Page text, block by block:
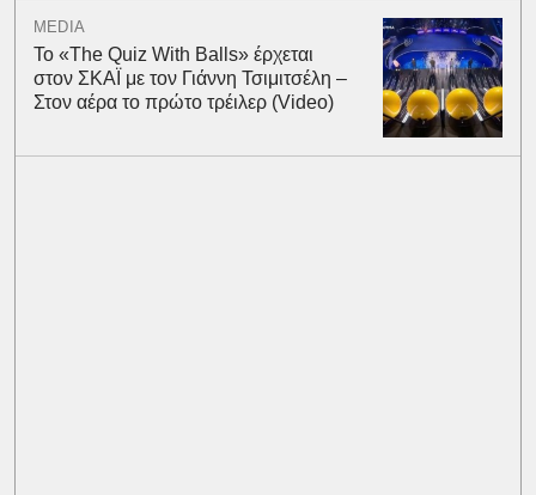
MEDIA
Το «The Quiz With Balls» έρχεται
στον ΣΚΑΪ με τον Γιάννη Τσιμιτσέλη –
Στον αέρα το πρώτο τρέιλερ (Video)